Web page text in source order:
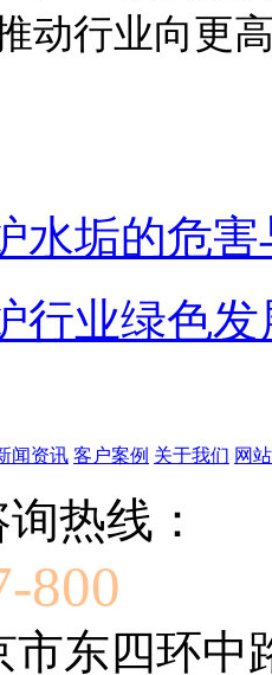
动行业向更
水垢的危
行业绿色发
闻资讯 客户案例 关于我们 网
热线：
800
市东四环中